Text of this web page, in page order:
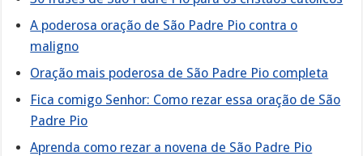
A poderosa oração de São Padre Pio contra o
maligno
Oração mais poderosa de São Padre Pio completa
Fica comigo Senhor: Como rezar essa oração de São
Padre Pio
Aprenda como rezar a novena de São Padre Pio